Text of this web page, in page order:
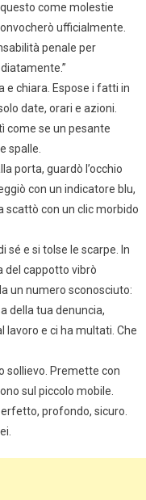
come molestie
ufficialmente.
penale per
e chiara. Espose i fatti in
date, orari e azioni.
come se un pesante
spalle.
porta, guardò l’occhio
con un indicatore blu,
scattò con un clic morbido
sé e si tolse le scarpe. In
del cappotto vibrò
un numero sconosciuto:
della tua denuncia,
lavoro e ci ha multati. Che
sollievo. Premette con
sul piccolo mobile.
profondo, sicuro.